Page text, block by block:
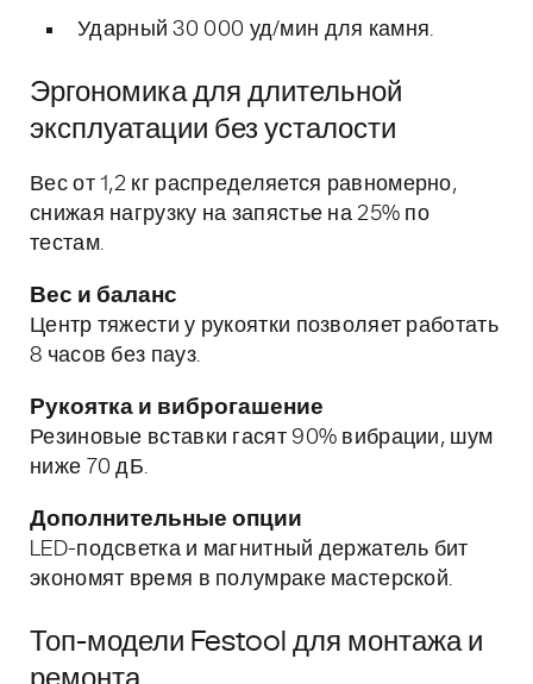
Ударный 30 000 уд/мин для камня.
Эргономика для длительной
эксплуатации без усталости
Вес от 1,2 кг распределяется равномерно,
снижая нагрузку на запястье на 25% по
тестам.
Вес и баланс
Центр тяжести у рукоятки позволяет работать
8 часов без пауз.
Рукоятка и виброгашение
Резиновые вставки гасят 90% вибрации, шум
ниже 70 дБ.
Дополнительные опции
LED-подсветка и магнитный держатель бит
экономят время в полумраке мастерской.
Топ-модели Festool для монтажа и